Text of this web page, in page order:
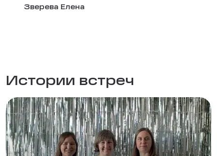
Зверева Елена
Истории встреч